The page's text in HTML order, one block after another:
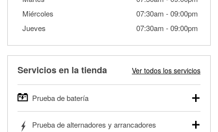
Miércoles
07:30am -09:00pm
Jueves
07:30am -09:00pm
Servicios en la tienda Ver todos los servicios
Prueba de batería
autos, camionetas, SUVs, vehículos comerciales y
Prueba de alternadores y arrancadores